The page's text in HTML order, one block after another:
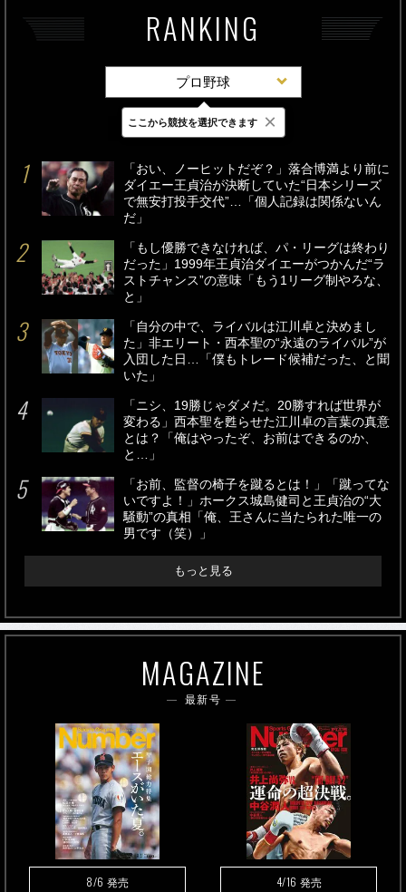
RANKING
プロ野球
最新 24時間 週間
「おい、ノーヒットだぞ？」落合博満より前に
ダイエー王貞治が決断していた“日本シリーズ
で無安打投手交代”…「個人記録は関係ないん
だ」
「もし優勝できなければ、パ・リーグは終わり
だった」1999年王貞治ダイエーがつかんだ“ラ
ストチャンス”の意味「もう1リーグ制やろな、
と」
「自分の中で、ライバルは江川卓と決めまし
た」非エリート・西本聖の“永遠のライバル”が
入団した日…「僕もトレード候補だった、と聞
いた」
「ニシ、19勝じゃダメだ。20勝すれば世界が
変わる」西本聖を甦らせた江川卓の言葉の真意
とは？「俺はやったぞ、お前はできるのか、
と…」
「お前、監督の椅子を蹴るとは！」「蹴ってな
いですよ！」ホークス城島健司と王貞治の“大
騒動”の真相「俺、王さんに当たられた唯一の
男です（笑）」
もっと見る
MAGAZINE
最新号
8/6 発売 4/16 発売
ここから競技を選択できます ×